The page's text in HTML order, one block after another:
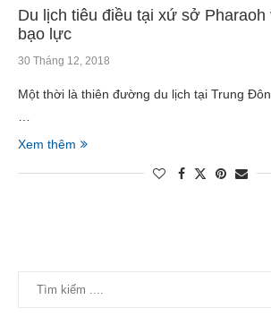
Du lịch tiêu điều tại xứ sở Pharaoh
bạo lực
30 Tháng 12, 2018
Một thời là thiên đường du lịch tại Trung
Xem thêm